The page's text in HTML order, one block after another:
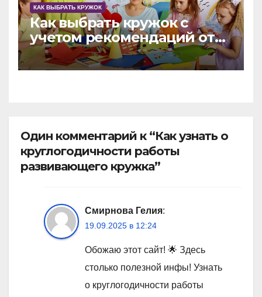
КАК ВЫБРАТЬ КРУЖОК
Как выбрать кружок с
учетом рекомендаций от
других родителей
Один комментарий к “Как узнать о
круглогодичности работы
развивающего кружка”
Смирнова Гелия:
19.09.2025 в 12:24
Обожаю этот сайт! 🌟 Здесь
столько полезной инфы! Узнать
о круглогодичности работы